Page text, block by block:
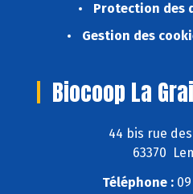
Protection des
Gestion des
Biocoop La
44 bis rue
63370
Téléphone :